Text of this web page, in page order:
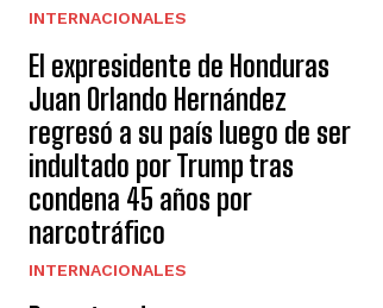
INTERNACIONALES
El expresidente de Honduras
Juan Orlando Hernández
regresó a su país luego de ser
indultado por Trump tras
condena 45 años por
narcotráfico
INTERNACIONALES